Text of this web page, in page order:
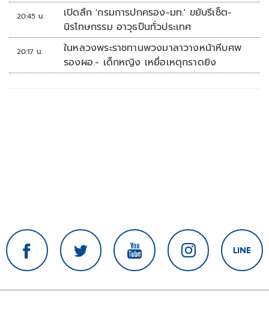
20:45 น.
เปิดลึก 'กรมการปกครอง-มท.' ขยับรีเซ็ต-
นิรโทษกรรม อาวุธปืนทั่วประเทศ
20:17 น.
ในหลวงพระราชทานพวงมาลาวางหน้าหีบศพ
รองผอ.- เด็กหญิง เหยื่อเหตุกราดยิง